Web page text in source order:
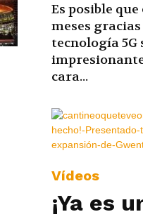
Es posible
meses
tecnología 5G
cara...
Vídeos
¡Ya es